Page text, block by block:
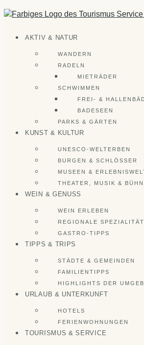
Zum
Inhalt
AKTIV & NATUR
WANDERN
RADELN
MIETRÄDER
SCHWIMMEN
FREI- &
BADESEEN
PARKS & GÄRTEN
KUNST & KULTUR
UNESCO-WELTERBEN
BURGEN & SCHLÖSSER
MUSEEN &
THEATER, MUSIK &
WEIN & GENUSS
WEIN ERLEBEN
REGIONALE
GASTRO-TIPPS
TIPPS & TRIPS
STÄDTE & GEMEINDEN
FAMILIENTIPPS
HIGHLIGHTS DER
URLAUB & UNTERKUNFT
HOTELS
FERIENWOHNUNGEN
TOURISMUS & SERVICE